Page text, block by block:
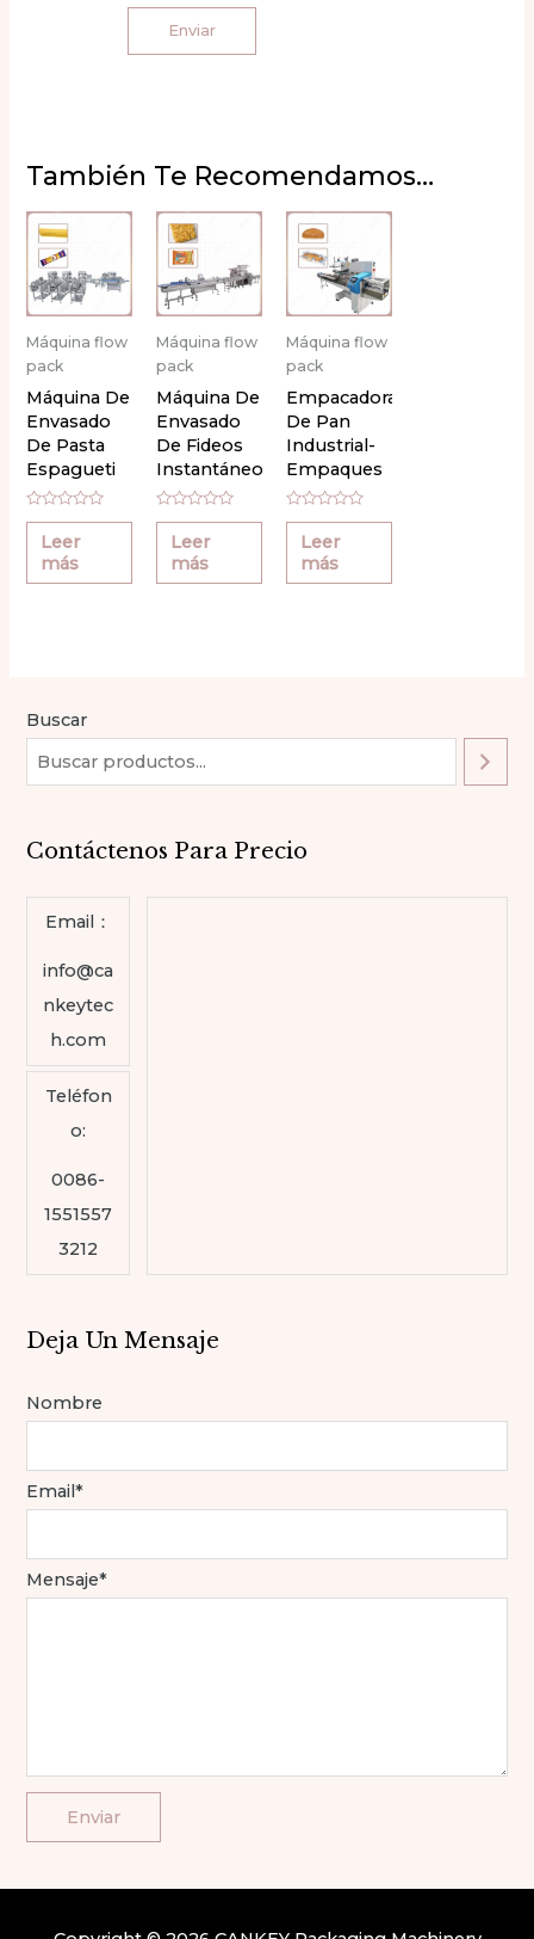
También Te Recomendamos…
Máquina flow
pack
Máquina De
Envasado
De Pasta
Espagueti
Valorado
con
de
Leer
más
Máquina flow
pack
Máquina De
Envasado
De Fideos
Instantáneos
Valorado
con
de
Leer
más
Máquina flow
pack
Empacadora
De Pan
Industrial-
Empaques
Para
Pastelería
Valorado
con
de
Leer
más
Buscar
Contáctenos Para Precio
Email：
info@ca
nkeytec
h.com
Teléfon
o:
0086-
1551557
3212
Deja Un Mensaje
Nombre
Email*
Mensaje*